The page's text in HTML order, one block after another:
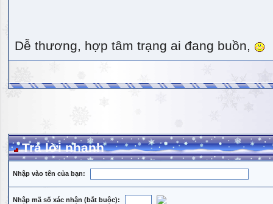
Dễ thương, hợp tâm trạng ai đang buồn,
Trả lời nhanh
Nhập vào tên của bạn:
Nhập mã số xác nhận (bắt buộc):